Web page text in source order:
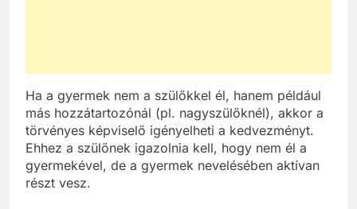
Ha a gyermek nem a szülőkkel él, hanem például
más hozzátartozónál (pl. nagyszülőknél), akkor a
törvényes képviselő igényelheti a kedvezményt.
Ehhez a szülőnek igazolnia kell, hogy nem él a
gyermekével, de a gyermek nevelésében aktívan
részt vesz.